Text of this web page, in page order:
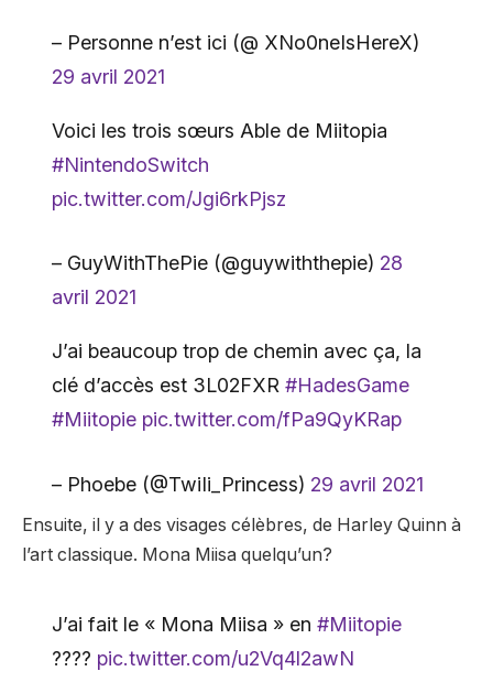
– Personne n’est ici (@ XNo0neIsHereX)
29 avril 2021
Voici les trois sœurs Able de Miitopia
#NintendoSwitch
pic.twitter.com/Jgi6rkPjsz
– GuyWithThePie (@guywiththepie) 28
avril 2021
J’ai beaucoup trop de chemin avec ça, la
clé d’accès est 3L02FXR #HadesGame
#Miitopie pic.twitter.com/fPa9QyKRap
– Phoebe (@TwiIi_Princess) 29 avril 2021
Ensuite, il y a des visages célèbres, de Harley Quinn à
l’art classique. Mona Miisa quelqu’un?
J’ai fait le « Mona Miisa » en #Miitopie
???? pic.twitter.com/u2Vq4l2awN